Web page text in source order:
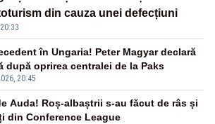
din cauza unei defecțiuni
20:45
în Ungaria! Peter Magyar declară
după oprirea centralei de la Paks
Auda! Roș-albaștrii s-au făcut de râs și
din Conference League